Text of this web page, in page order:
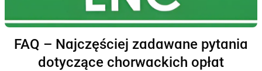
FAQ – Najczęściej zadawane pytania
dotyczące chorwackich opłat